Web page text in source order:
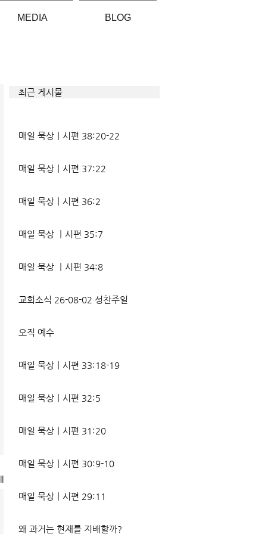
MEDIA BLOG
최근 게시물
매일 묵상ㅣ시편 38:20-22
매일 묵상ㅣ시편 37:22
매일 묵상ㅣ시편 36:2
매일 묵상 ㅣ시편 35:7
매일 묵상 ㅣ시편 34:8
교회소식 26-08-02 성찬주일
오직 예수
매일 묵상ㅣ시편 33:18-19
매일 묵상ㅣ시편 32:5
매일 묵상ㅣ시편 31:20
매일 묵상ㅣ시편 30:9-10
매일 묵상ㅣ시편 29:11
왜 과거는 현재를 지배할까?